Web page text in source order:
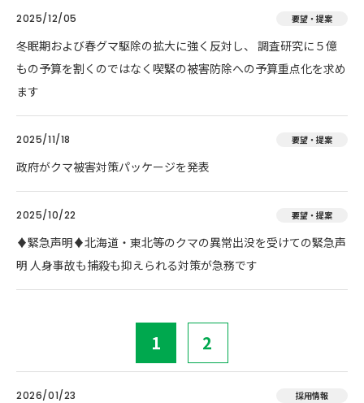
2025/12/05 要望・提案
冬眠期および春グマ駆除の拡大に強く反対し、 調査研究に５億
もの予算を割くのではなく喫緊の被害防除への予算重点化を求め
ます
2025/11/18 要望・提案
政府がクマ被害対策パッケージを発表
2025/10/22 要望・提案
♦️緊急声明♦️北海道・東北等のクマの異常出没を受けての緊急声
明 人身事故も捕殺も抑えられる対策が急務です
1 2
2026/01/23 採用情報